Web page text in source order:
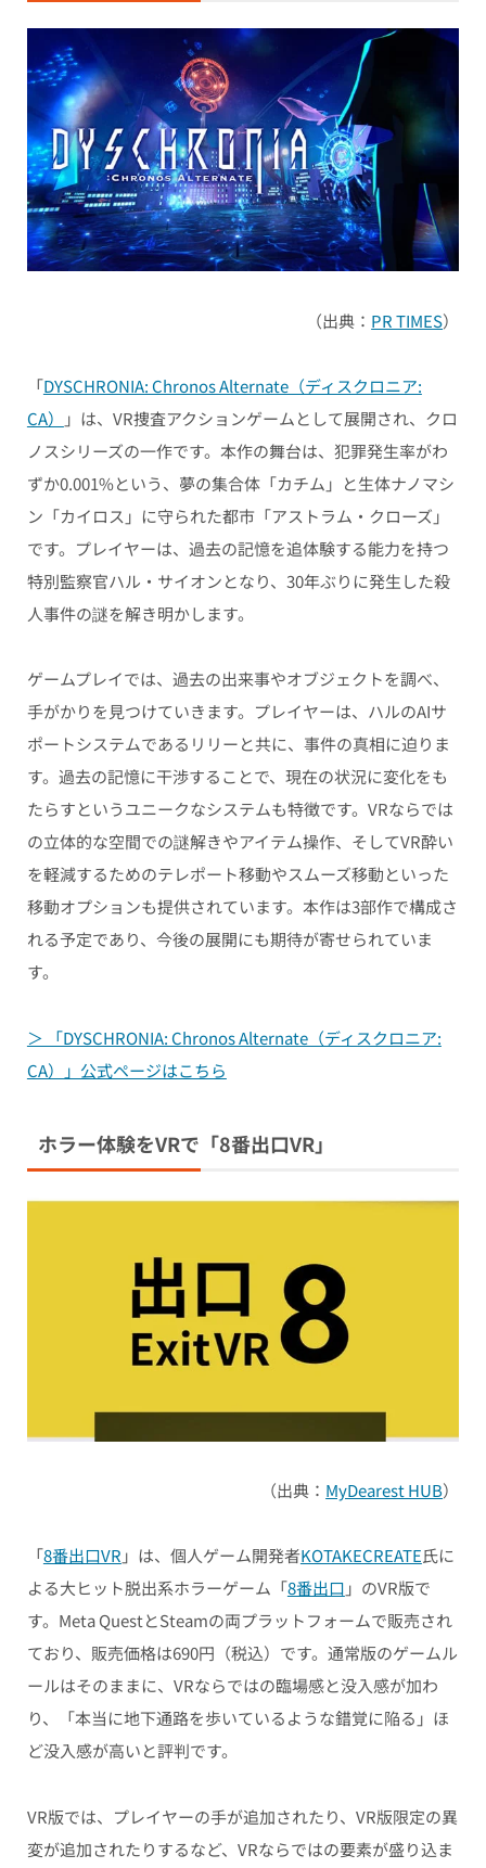
（出典： PR TIMES）
「DYSCHRONIA: Chronos Alternate（ディスクロニア:
CA）
」は、VR捜査アクションゲームとして展開され、クロ
ノスシリーズの一作です。本作の舞台は、犯罪発生率がわ
ずか0.001%という、夢の集合体「カチム」と生体ナノマシ
ン「カイロス」に守られた都市「アストラム・クローズ」
です。プレイヤーは、過去の記憶を追体験する能力を持つ
特別監察官ハル・サイオンとなり、30年ぶりに発生した殺
人事件の謎を解き明かします。
ゲームプレイでは、過去の出来事やオブジェクトを調べ、
手がかりを見つけていきます。プレイヤーは、ハルのAIサ
ポートシステムであるリリーと共に、事件の真相に迫りま
す。過去の記憶に干渉することで、現在の状況に変化をも
たらすというユニークなシステムも特徴です。VRならでは
の立体的な空間での謎解きやアイテム操作、そしてVR酔い
を軽減するためのテレポート移動やスムーズ移動といった
移動オプションも提供されています。本作は3部作で構成さ
れる予定であり、今後の展開にも期待が寄せられていま
す。
＞ 「DYSCHRONIA: Chronos Alternate（ディスクロニア:
CA）」公式ページはこちら
ホラー体験をVRで「8番出口VR」
（出典： MyDearest HUB）
「8番出口VR 」は、個人ゲーム開発者KOTAKECREATE氏に
よる大ヒット脱出系ホラーゲーム「8番出口 」のVR版で
す。Meta QuestとSteamの両プラットフォームで販売され
ており、販売価格は690円（税込）です。通常版のゲームル
ールはそのままに、VRならではの臨場感と没入感が加わ
り、「本当に地下通路を歩いているような錯覚に陥る」ほ
ど没入感が高いと評判です。
VR版では、プレイヤーの手が追加されたり、VR版限定の異
変が追加されたりするなど、VRならではの要素が盛り込ま